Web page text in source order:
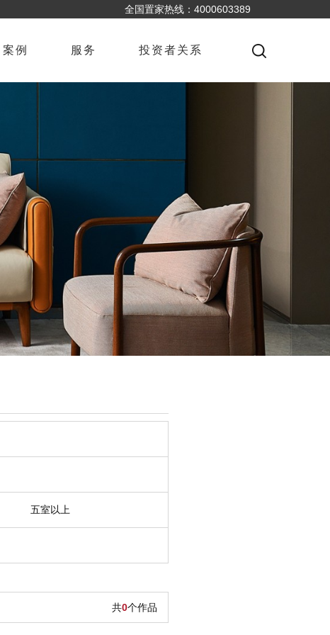
全国置家热线：4000603389
案例 服务 投资者关系
五室以上
共0个作品